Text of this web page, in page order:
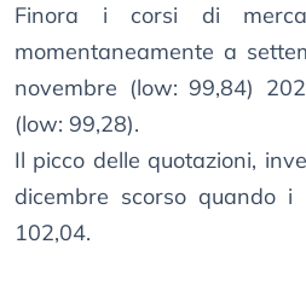
Finora i corsi di
momentaneamente a
novembre (low: 99,84)
(low: 99,28).
Il picco delle quotazioni,
dicembre scorso quando
102,04.